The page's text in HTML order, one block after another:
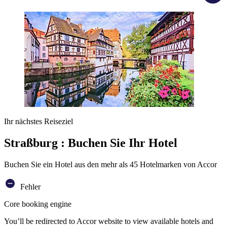
Ihr nächstes Reiseziel
Straßburg : Buchen Sie Ihr Hotel
Buchen Sie ein Hotel aus den mehr als 45 Hotelmarken von Accor
Fehler
Core booking engine
You’ll be redirected to Accor website to view available hotels and